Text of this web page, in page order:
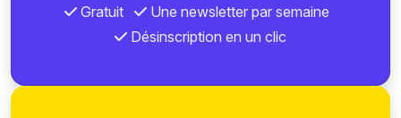
Gratuit
Une newsletter par semaine
Désinscription en un clic